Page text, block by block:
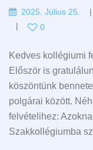
2025. Július 25.
0
Kedves kollégiumi
Először is
köszöntünk
polgárai között.
felvételihez:
Szakkollégiumba